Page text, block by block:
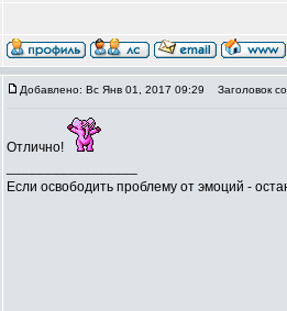
Добавлено: Вс Янв 01, 2017 09:29 Заголовок
Отлично!
Если освободить проблему от эмоций -